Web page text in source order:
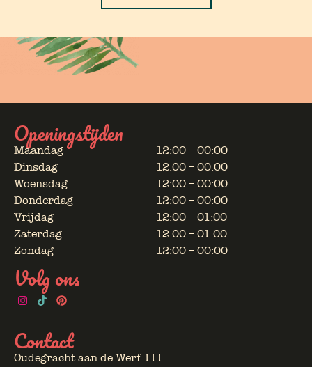
Openingstijden
Maandag
Dinsdag
Woensdag
Donderdag
Vrijdag
Zaterdag
Zondag
12:00 – 00:00
12:00 – 00:00
12:00 – 00:00
12:00 – 00:00
12:00 – 01:00
12:00 – 01:00
12:00 – 00:00
Volg ons
Contact
Oudegracht aan de Werf 111